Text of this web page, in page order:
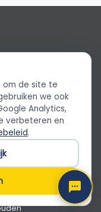
om de site te
we ook
Analytics,
verbeteren en
.